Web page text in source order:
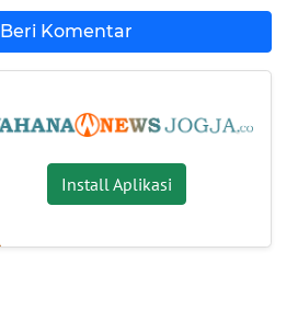
Beri Komentar
Install Aplikasi